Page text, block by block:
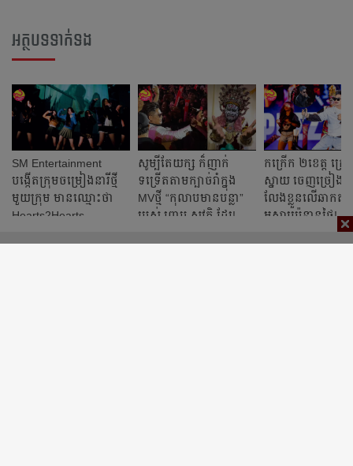
អត្ថបទទាក់ទង
SM Entertainment
បង្កើតក្រុមចម្រៀងនារីថ្មី
មួយក្រុម មានឈ្មោះថា
Hearts2Hearts
សូម្បីតែយក្ស ក៏ញាក់
ទទ្រើតតាមក្បាច់រាំក្នុង
MVថ្មី “កុលាបមានបន្លា”
របស់​ ព្រាប សុវត្ថិ ដែរ!
កក្រើក ២ខេត្ដ ក្
ស្នាយ ចេញច្រៀង
លែងខ្លួនលើឆាកតន្
អស្ចារ្យប៉ុន្មានថ្ងៃ!